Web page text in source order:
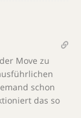
Move zu
schon
das so